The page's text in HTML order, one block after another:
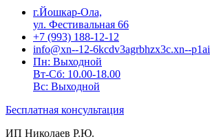
г.Йошкар-Ола,
ул. Фестивальная 66
+7 (993) 188-12-12
info@xn--12-6kcdv3agrbhzx3c.xn--p1ai
Пн: Выходной
Вт-Сб: 10.00-18.00
Вс: Выходной
Бесплатная консультация
ИП Николаев Р.Ю.